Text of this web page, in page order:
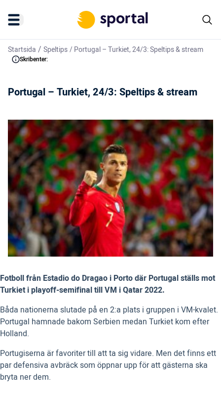
Startsida / Speltips/Portugal – Turkiet, 24/3: Speltips & stream
Skribenter:
Portugal – Turkiet, 24/3: Speltips & stream
Fotboll från Estadio do Dragao i Porto där Portugal ställs mot
Turkiet i playoff-semifinal till VM i Qatar 2022.
Båda nationerna slutade på en 2:a plats i gruppen i VM-kvalet.
Portugal hamnade bakom Serbien medan Turkiet kom efter
Holland.
Portugiserna är favoriter till att ta sig vidare. Men det finns ett
par defensiva avbräck som öppnar upp för att gästerna ska
bryta ner dem.